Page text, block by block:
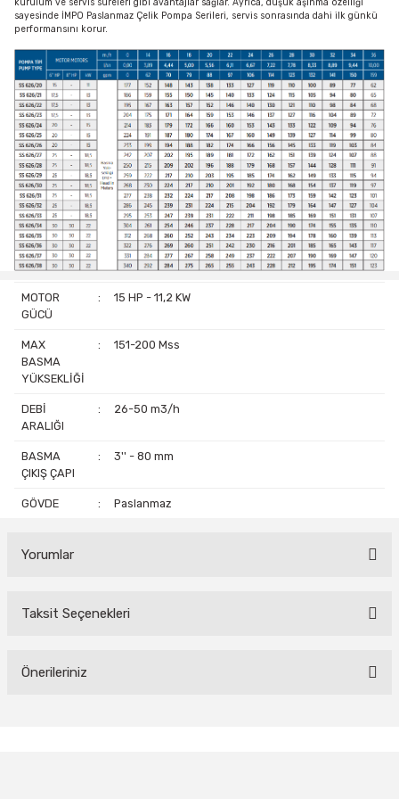
sayesinde İMPO Paslanmaz Çelik Pompa Serileri, servis sonrasında dahi ilk günkü
performansını korur.
MOTOR
GÜCÜ
: 15 HP - 11,2 KW
MAX
BASMA
YÜKSEKLİĞİ
: 151-200 Mss
DEBİ
ARALIĞI
: 26-50 m3/h
BASMA
ÇIKIŞ ÇAPI
: 3'' - 80 mm
GÖVDE : Paslanmaz
Yorumlar
Bu ürüne ilk yorumu siz yapın!
Taksit Seçenekleri
Önerileriniz